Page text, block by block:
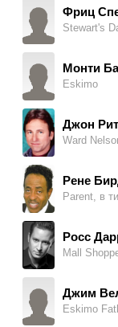
Фриц
Stewart's
Монти
Eskimo
Джон
Ward
Рене
Parent, в
Росс
Mall
Джим
Eskimo